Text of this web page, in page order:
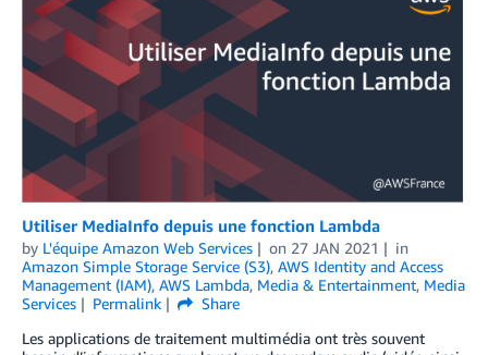
Utiliser MediaInfo depuis une fonction Lambda
by L'équipe Amazon Web Services on 27 JAN 2021
in
Amazon Simple Storage Service (S3), AWS Identity and Access
Management (IAM), AWS Lambda, Media & Entertainment, Media
Services
Permalink
Share
Les applications de traitement multimédia ont très souvent